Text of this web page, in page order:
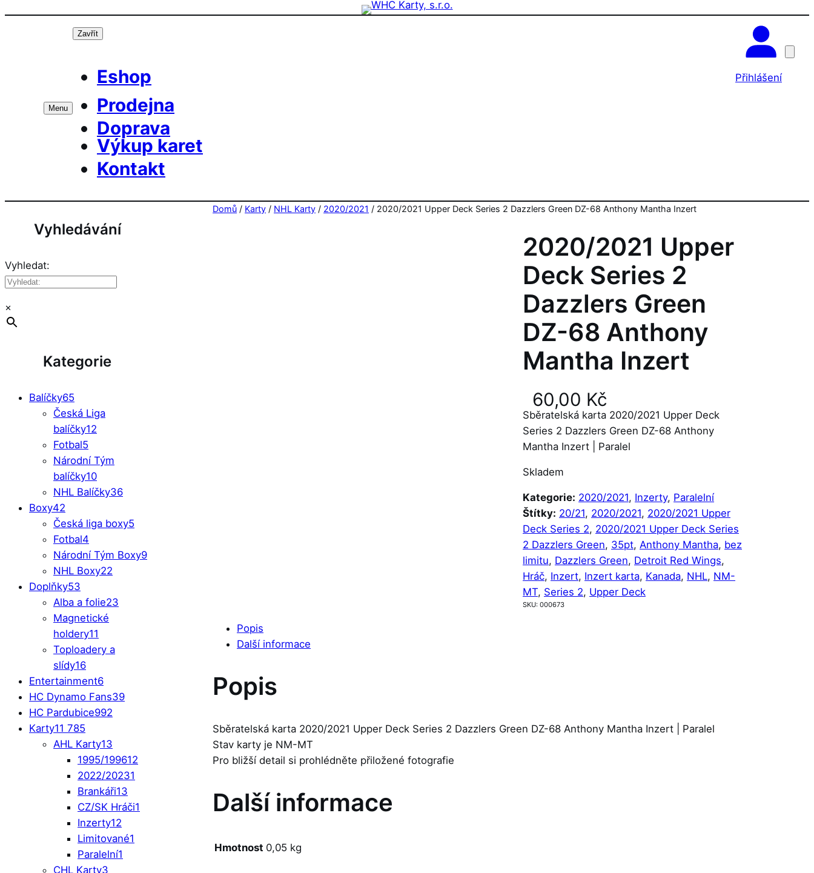
Přeskočit
Menu
Zavřít
Eshop
Prodejna
Doprava
Výkup karet
Kontakt
Přihlášení
Vyhledávání
Vyhledat:
×
Kategorie
Balíčky65
Česká Liga
balíčky12
Fotbal5
Národní Tým
balíčky10
NHL Balíčky36
Boxy42
Česká liga boxy5
Fotbal4
Národní Tým Boxy9
NHL Boxy22
Doplňky53
Alba a folie23
Magnetické
holdery11
Toploadery a
slídy16
Entertainment6
HC Dynamo Fans39
HC Pardubice992
Karty11 785
AHL Karty13
1995/199612
2022/20231
Brankáři13
CZ/SK Hráči1
Inzerty12
Limitované1
Paralelní1
CHL Karty3
Domů / Karty / NHL Karty / 2020/2021 / 2020/2021 Upper Deck Series 2 Dazzlers Green DZ-68 Anthony Mantha Inzert
2020/2021 Upper
Deck Series 2
Dazzlers Green
DZ-68 Anthony
Mantha Inzert
60,00 Kč
Sběratelská karta 2020/2021 Upper Deck
Series 2 Dazzlers Green DZ-68 Anthony
Mantha Inzert | Paralel
Skladem
Kategorie: 2020/2021, Inzerty, Paralelní
Štítky: 20/21, 2020/2021, 2020/2021 Upper
Deck Series 2, 2020/2021 Upper Deck Series
2 Dazzlers Green, 35pt, Anthony Mantha, bez
limitu, Dazzlers Green, Detroit Red Wings
Hráč, Inzert, Inzert karta, Kanada, NHL, NM-
MT, Series 2, Upper Deck
SKU: 000673
Popis
Další informace
Popis
Sběratelská karta 2020/2021 Upper Deck Series 2 Dazzlers Green DZ-68 Anthony Mantha Inzert | Paralel
Stav karty je NM-MT
Pro bližší detail si prohlédněte přiložené fotografie
Další informace
Hmotnost 0,05 kg